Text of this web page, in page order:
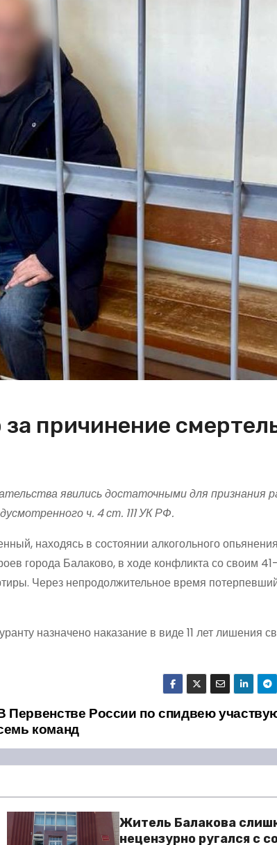
причинение
явились достаточными для признания
ч. 4 ст. 111 УК РФ.
находясь в состоянии алкогольного
города Балаково, в ходе конфликта со своим
Через непродолжительное время
назначено наказание в виде 11 лет лишения
Первенстве России по спидвею
команд
Житель Балакова
нецензурно ругался с